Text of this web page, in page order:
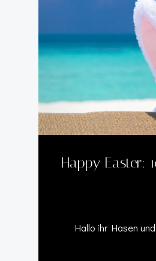
Happy Easter:
Hallo ihr Hasen